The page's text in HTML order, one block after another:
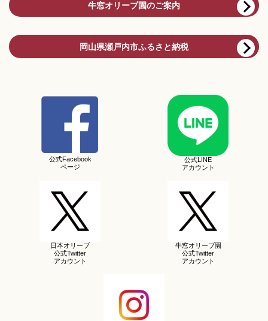
牛窓オリーブ園のご案内
岡山県瀬戸内市ふるさと納税
公式Facebook
ページ
公式LINE
アカウント
日本オリーブ
公式Twitter
アカウント
牛窓オリーブ園
公式Twitter
アカウント